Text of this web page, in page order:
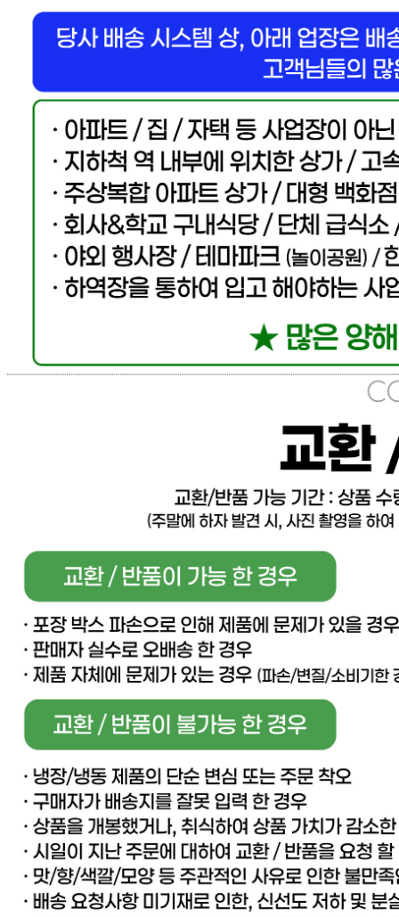
케찹.스파게티.피자소스 BEST더보기
판매자 상호
[직배송] 이너피스 (양식/피자/파스타/치즈/토마토/새우/최저
가전문업체)
사업장 소재지
경기 고양시 일산동구 동국로 283-49 (문봉동) 이너피스
연락처
031-965-0166
사업자
등록번호
888-87-01695
통신판매
신고번호
제 2021-고양일산동-1928 호
상품 고시 정보
반품/교환 정보